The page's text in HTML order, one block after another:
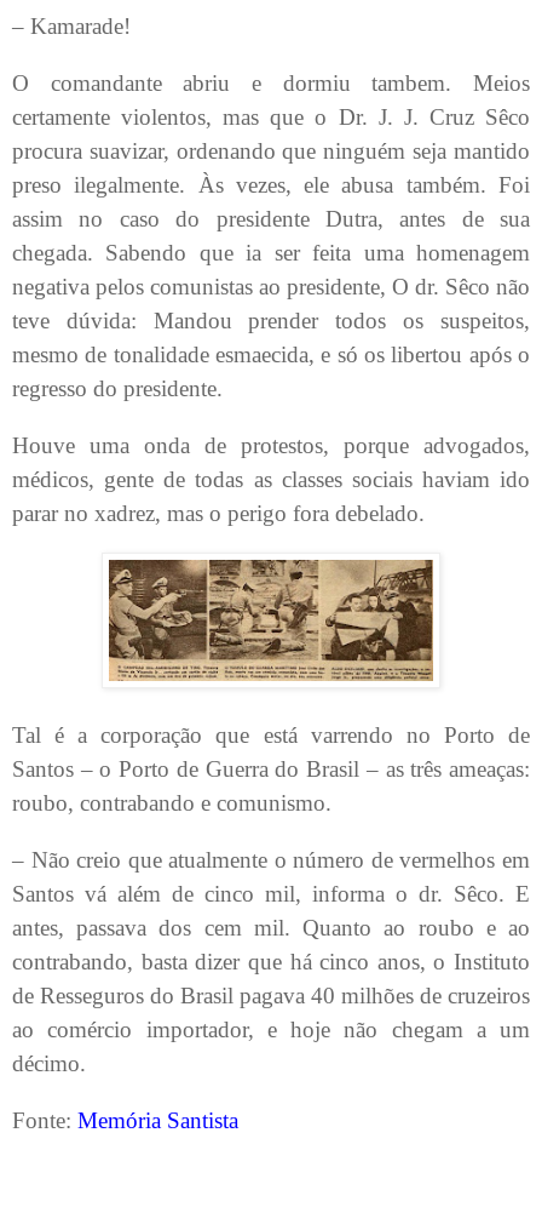
– Kamarade!
O comandante abriu e dormiu tambem. Meios
certamente violentos, mas que o Dr. J. J. Cruz Sêco
procura suavizar, ordenando que ninguém seja mantido
preso ilegalmente. Às vezes, ele abusa também. Foi
assim no caso do presidente Dutra, antes de sua
chegada. Sabendo que ia ser feita uma homenagem
negativa pelos comunistas ao presidente, O dr. Sêco não
teve dúvida: Mandou prender todos os suspeitos,
mesmo de tonalidade esmaecida, e só os libertou após o
regresso do presidente.
Houve uma onda de protestos, porque advogados,
médicos, gente de todas as classes sociais haviam ido
parar no xadrez, mas o perigo fora debelado.
Tal é a corporação que está varrendo no Porto de
Santos – o Porto de Guerra do Brasil – as três ameaças:
roubo, contrabando e comunismo.
– Não creio que atualmente o número de vermelhos em
Santos vá além de cinco mil, informa o dr. Sêco. E
antes, passava dos cem mil. Quanto ao roubo e ao
contrabando, basta dizer que há cinco anos, o Instituto
de Resseguros do Brasil pagava 40 milhões de cruzeiros
ao comércio importador, e hoje não chegam a um
décimo.
Fonte: Memória Santista